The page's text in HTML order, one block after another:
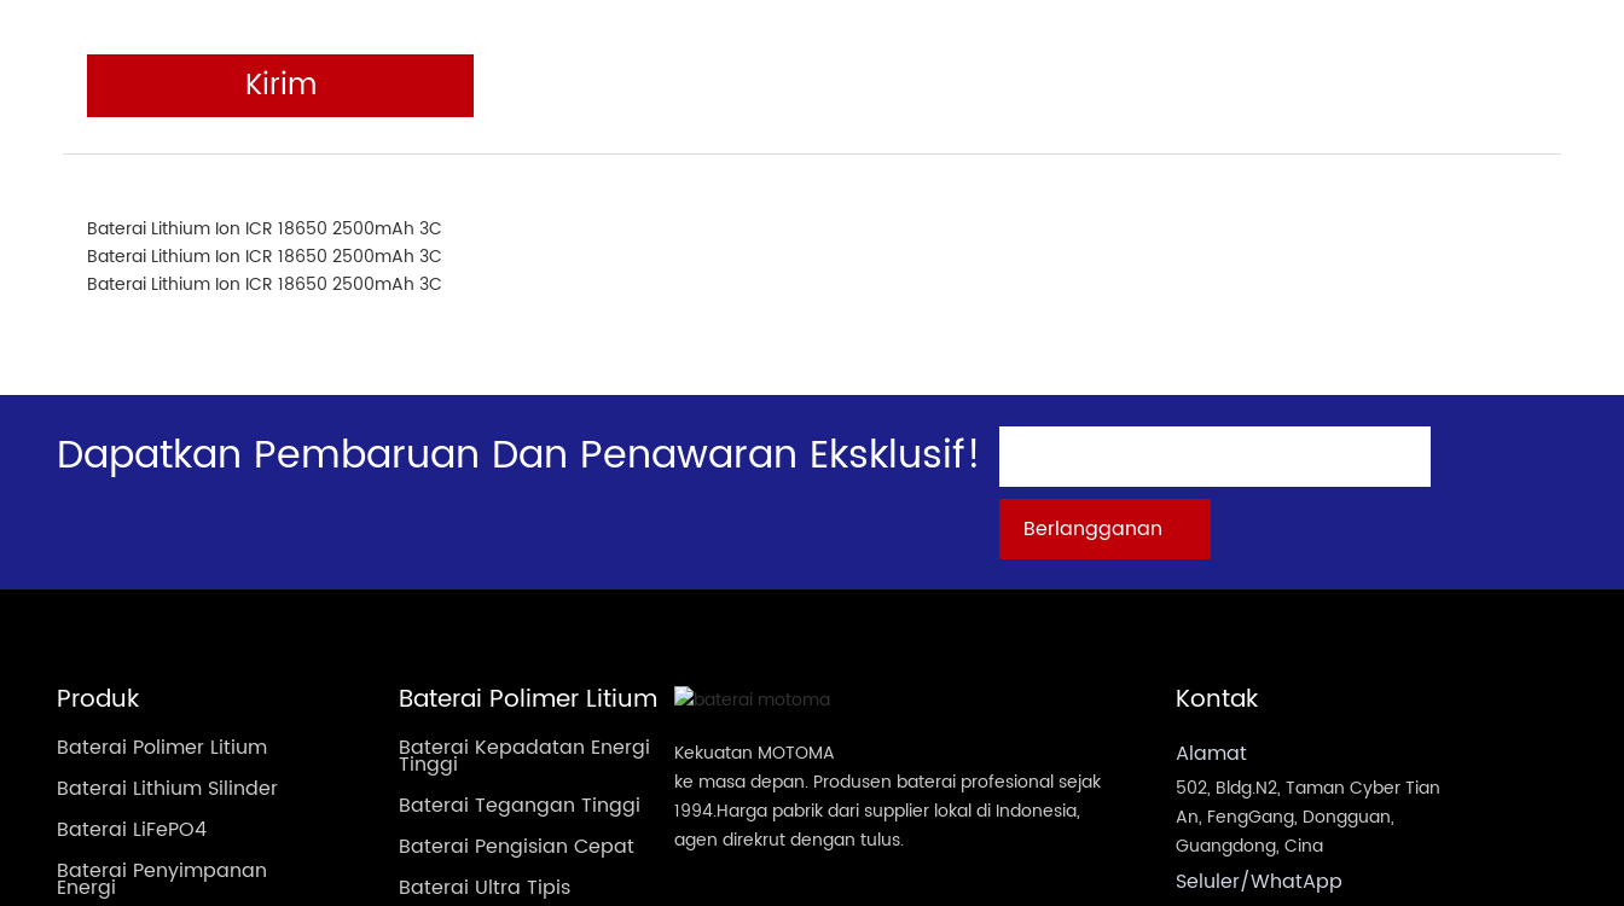
Kirim
Baterai Lithium Ion ICR 18650 2500mAh 3C
Baterai Lithium Ion ICR 18650 2500mAh 3C
Baterai Lithium Ion ICR 18650 2500mAh 3C
Dapatkan Pembaruan Dan Penawaran Eksklusif!
Produk
Baterai Polimer Litium
Baterai Lithium Silinder
Baterai LiFePO4
Baterai Penyimpanan
Energi
Baterai Polimer Litium
Baterai Kepadatan Energi
Tinggi
Baterai Tegangan Tinggi
Baterai Pengisian Cepat
Baterai Ultra Tipis
Kekuatan MOTOMA
ke masa depan. Produsen baterai profesional sejak
1994.Harga pabrik dari supplier lokal di Indonesia,
agen direkrut dengan tulus.
Kontak
Alamat
502, Bldg.N2, Taman Cyber Tian
An, FengGang, Dongguan,
Guangdong, Cina
Seluler/WhatApp